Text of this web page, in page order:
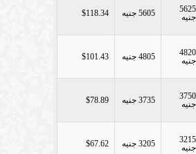
5625
جنيه
5605 جنيه $118.34
4820
جنيه
4805 جنيه $101.43
3750
جنيه
3735 جنيه $78.89
3215
جنيه
3205 جنيه $67.62